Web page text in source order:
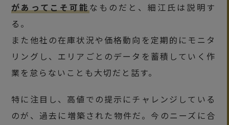
があってこそ可能なものだと、細江氏は説明す
る。
また他社の在庫状況や価格動向を定期的にモニタ
リングし、エリアごとのデータを蓄積していく作
業を怠らないことも大切だと話す。
特に注目し、高値での提示にチャレンジしている
のが、過去に増築された物件だ。今のニーズに合